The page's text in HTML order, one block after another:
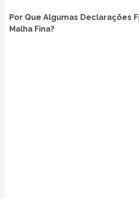
Por Que Algumas Declarações
Malha Fina?